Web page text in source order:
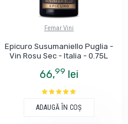
Femar Vini
Epicuro Susumaniello Puglia -
Vin Rosu Sec - Italia - 0.75L
66,99 lei
ADAUGĂ ÎN COŞ